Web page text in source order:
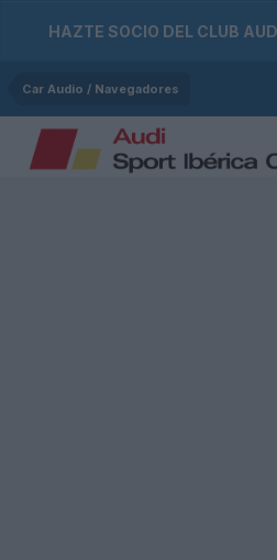
HAZTE SOCIO DEL CLUB
Car Audio / Navegadores